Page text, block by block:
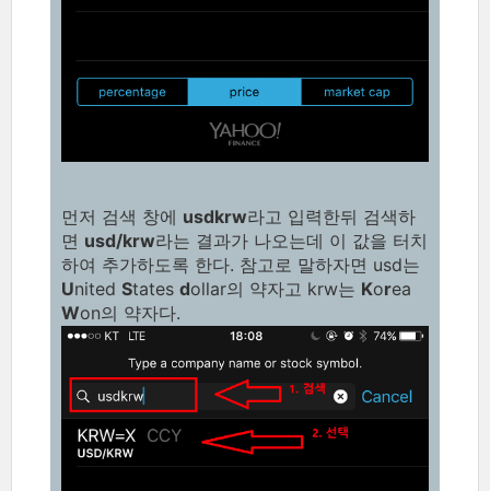
먼저 검색 창에 usdkrw라고 입력한뒤 검색하
면 usd/krw라는 결과가 나오는데 이 값을 터치
하여 추가하도록 한다. 참고로 말하자면 usd는
United States dollar의 약자고 krw는 Korea
Won의 약자다.